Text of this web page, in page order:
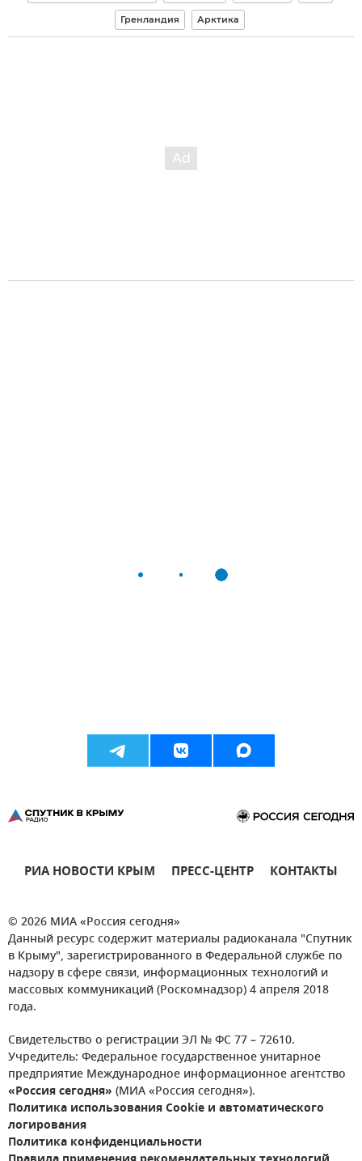
Гренландия Арктика
РИА НОВОСТИ КРЫМ ПРЕСС-ЦЕНТР КОНТАКТЫ
© 2026 МИА «Россия сегодня»
Данный ресурс содержит материалы радиоканала "Спутник
в Крыму", зарегистрированного в Федеральной службе по
надзору в сфере связи, информационных технологий и
массовых коммуникаций (Роскомнадзор) 4 апреля 2018
года.
Свидетельство о регистрации ЭЛ № ФС 77 – 72610.
Учредитель: Федеральное государственное унитарное
предприятие Международное информационное агентство
«Россия сегодня» (МИА «Россия сегодня»).
Политика использования Cookie и автоматического
логирования
Политика конфиденциальности